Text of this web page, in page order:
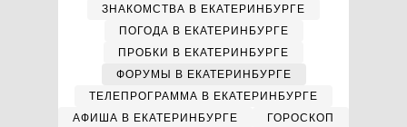
ЗНАКОМСТВА В ЕКАТЕРИНБУРГЕ
ПОГОДА В ЕКАТЕРИНБУРГЕ
ПРОБКИ В ЕКАТЕРИНБУРГЕ
ФОРУМЫ В ЕКАТЕРИНБУРГЕ
ТЕЛЕПРОГРАММА В ЕКАТЕРИНБУРГЕ
АФИША В ЕКАТЕРИНБУРГЕ
ГОРОСКОП